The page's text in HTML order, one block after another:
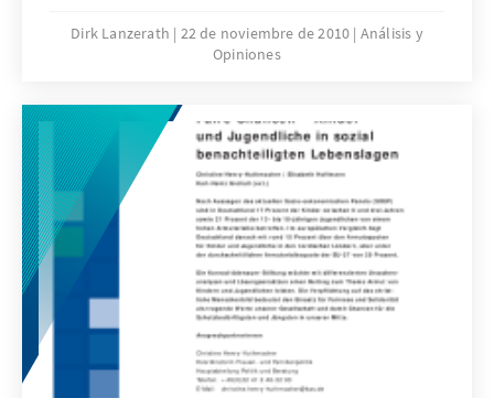
dieses umstrittene diagnostische Verfahren,
die Reproduktionsmedizin und den
Papier werden die medizinischen
Sachverhalte, die rechtlichen Regelungen und
Stellungnahmen sowie die ethischen Aspekte
der PID erläutert, um die politische
Meinungsbildung zu diesem schwierigen
Thema zu unterstützen.
Dirk Lanzerath 22 de noviembre de 2010 Análisis y
Opiniones